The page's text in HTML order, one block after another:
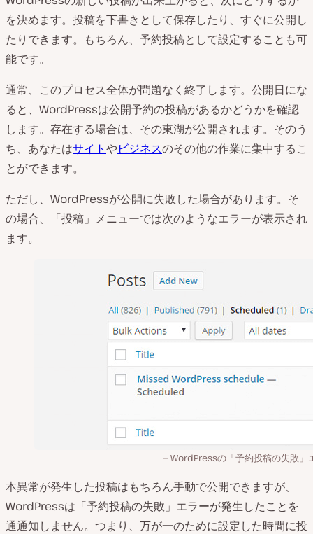
を決めます。投稿を下書きとして保存したり、すぐに公開し
たりできます。もちろん、予約投稿として設定することも可
能です。
通常、このプロセス全体が問題なく終了します。公開日にな
ると、WordPressは公開予約の投稿があるかどうかを確認
します。存在する場合は、その東湖が公開されます。そのう
ち、あなたはサイトやビジネスのその他の作業に集中するこ
とができます。
ただし、WordPressが公開に失敗した場合があります。そ
の場合、「投稿」メニューでは次のようなエラーが表示され
ます。
WordPressの「予約投稿の失敗」
本異常が発生した投稿はもちろん手動で公開できますが、
WordPressは「予約投稿の失敗」エラーが発生したことを
通通知しません。つまり、万が一のために設定した時間に投